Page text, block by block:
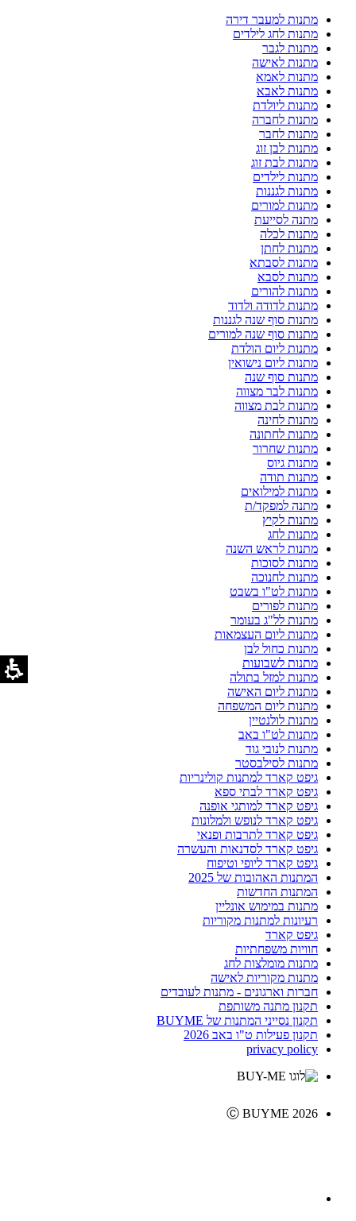
מתנות למעבר דירה
מתנות לחג לילדים
מתנות לגבר
מתנות לאישה
מתנות לאמא
מתנות לאבא
מתנות ליולדת
מתנות לחברה
מתנות לחבר
מתנות לבן זוג
מתנות לבת זוג
מתנות לילדים
מתנות לגננות
מתנות למורים
מתנה לסייעת
מתנות לכלה
מתנות לחתן
מתנות לסבתא
מתנות לסבא
מתנות להורים
מתנות לדודה ולדוד
מתנות סוף שנה לגננות
מתנות סוף שנה למורים
מתנות ליום הולדת
מתנות ליום נישואין
מתנות סוף שנה
מתנות לבר מצווה
מתנות לבת מצווה
מתנות לחינה
מתנות לחתונה
מתנות שחרור
מתנות גיוס
מתנות תודה
מתנות למילואים
מתנה למפקד/ת
מתנות לקיץ
מתנות לחג
מתנות לראש השנה
מתנות לסוכות
מתנות לחנוכה
מתנות לט"ו בשבט
מתנות לפורים
מתנות לל"ג בעומר
מתנות ליום העצמאות
מתנות כחול לבן
מתנות לשבועות
מתנות למזל בתולה
מתנות ליום האישה
מתנות ליום המשפחה
מתנות לולנטיין
מתנות לט"ו באב
מתנות לנובי גוד
מתנות לסילבסטר
גיפט קארד למתנות קולינריות
גיפט קארד לבתי ספא
גיפט קארד למותגי אופנה
גיפט קארד לנופש ולמלונות
גיפט קארד לתרבות ופנאי
גיפט קארד לסדנאות והעשרה
גיפט קארד ליופי וטיפוח
המתנות האהובות של 2025
המתנות החדשות
מתנות במימוש אונליין
רעיונות למתנות מקוריות
גיפט קארד
חוויות משפחתיות
מתנות מומלצות לחג
מתנות מקוריות לאישה
חברות וארגונים - מתנות לעובדים
תקנון מתנה משותפת
תקנון נסייני המתנות של BUYME
תקנון פעילות ט"ו באב 2026
privacy policy
Ⓒ BUYME 2026